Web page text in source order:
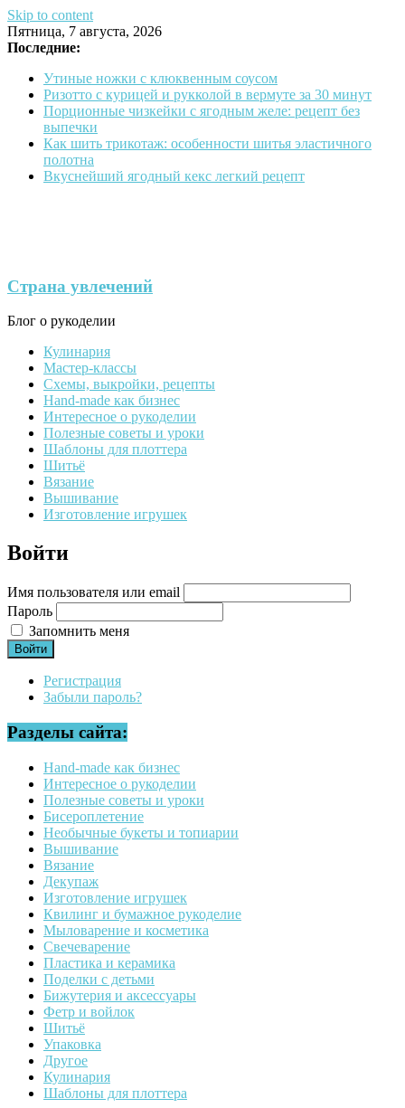
Skip to content
Пятница, 7 августа, 2026
Последние:
Утиные ножки с клюквенным соусом
Ризотто с курицей и рукколой в вермуте за 30 минут
Порционные чизкейки с ягодным желе: рецепт без
выпечки
Как шить трикотаж: особенности шитья эластичного
полотна
Вкуснейший ягодный кекс легкий рецепт
Страна увлечений
Блог о рукоделии
Кулинария
Мастер-классы
Схемы, выкройки, рецепты
Hand-made как бизнес
Интересное о рукоделии
Полезные советы и уроки
Шаблоны для плоттера
Шитьё
Вязание
Вышивание
Изготовление игрушек
Войти
Имя пользователя или email
Пароль
Запомнить меня
Войти
Регистрация
Забыли пароль?
Разделы сайта:
Hand-made как бизнес
Интересное о рукоделии
Полезные советы и уроки
Бисероплетение
Необычные букеты и топиарии
Вышивание
Вязание
Декупаж
Изготовление игрушек
Квилинг и бумажное рукоделие
Мыловарение и косметика
Свечеварение
Пластика и керамика
Поделки с детьми
Бижутерия и аксессуары
Фетр и войлок
Шитьё
Упаковка
Другое
Кулинария
Шаблоны для плоттера